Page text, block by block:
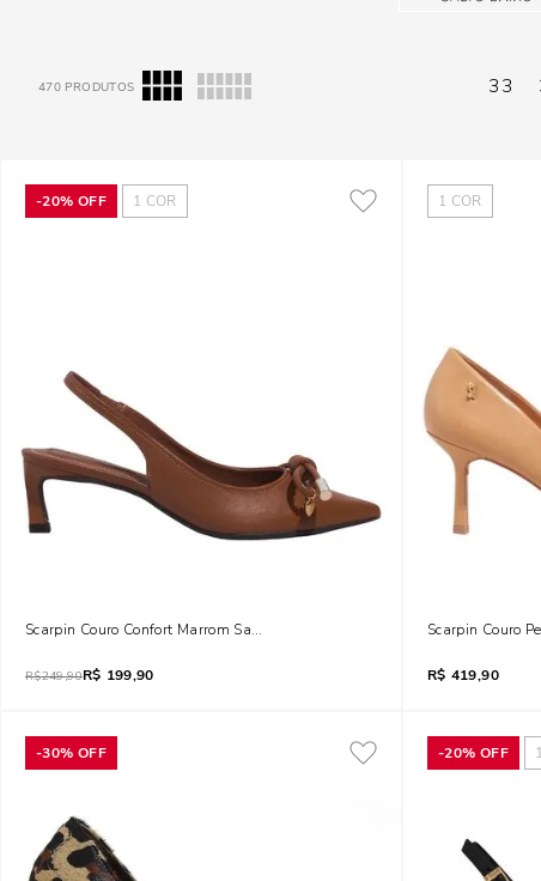
470 PRODUTOS 33
-20% OFF 1 COR
Scarpin Couro Confort Marrom Safari Bico Fino Salto Baixo
R$249,90R$ 199,90
1 COR
Scarpin Couro
R$ 419,90
-30% OFF -20% OFF 1